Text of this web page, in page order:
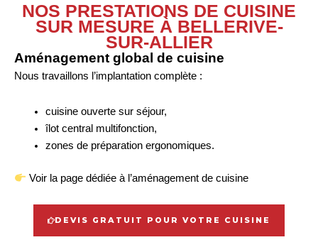
NOS PRESTATIONS DE CUISINE
SUR MESURE À BELLERIVE-
SUR-ALLIER
Aménagement global de cuisine
Nous travaillons l’implantation complète :
cuisine ouverte sur séjour,
îlot central multifonction,
zones de préparation ergonomiques.
Voir la page dédiée à l’aménagement de cuisine
DEVIS GRATUIT POUR VOTRE CUISINE